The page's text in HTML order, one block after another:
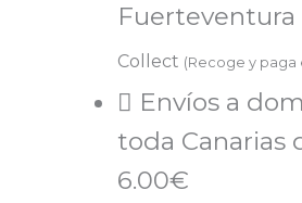
Fuerteventura
Collect (Recoge y paga
Envíos a
toda Canarias
6.00€